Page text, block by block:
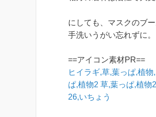
にしても、マスクのブ
手洗いうがい忘れずに。
==アイコン素材PR==
ヒイラギ,草,葉っぱ,植物
ぱ,植物2 草,葉っぱ,植物
26,いちょう